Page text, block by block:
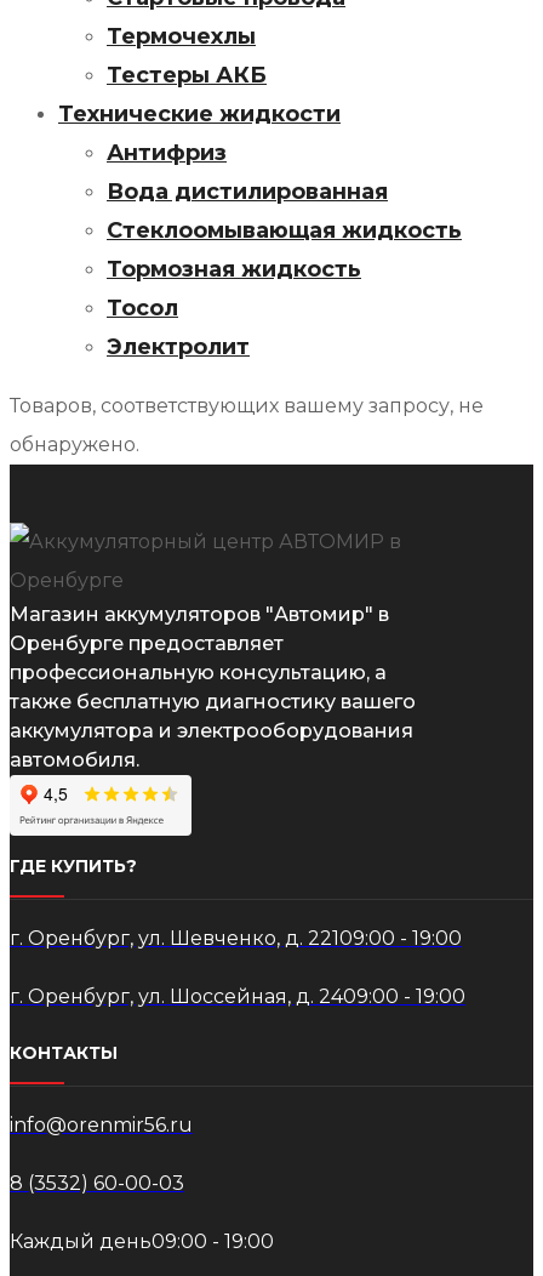
Термочехлы
Тестеры АКБ
Технические жидкости
Антифриз
Вода дистилированная
Стеклоомывающая жидкость
Тормозная жидкость
Тосол
Электролит
Товаров, соответствующих вашему запросу, не
обнаружено.
Магазин аккумуляторов "Автомир" в
Оренбурге предоставляет
профессиональную консультацию, а
также бесплатную диагностику вашего
аккумулятора и электрооборудования
автомобиля.
ГДЕ КУПИТЬ?
г. Оренбург, ул. Шевченко, д. 22109:00 - 19:00
г. Оренбург, ул. Шоссейная, д. 2409:00 - 19:00
КОНТАКТЫ
info@orenmir56.ru
8 (3532) 60-00-03
Каждый день09:00 - 19:00